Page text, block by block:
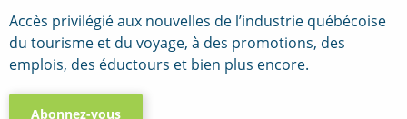
Accès privilégié aux nouvelles de l’industrie québécoise
du tourisme et du voyage, à des promotions, des
emplois, des éductours et bien plus encore.
Abonnez-vous